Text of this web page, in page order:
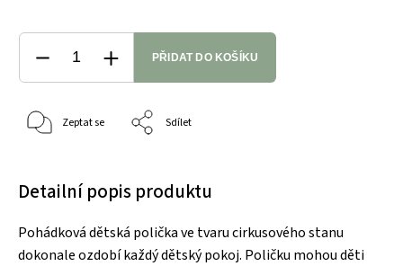
PŘIDAT DO KOŠÍKU
Zeptat se Sdílet
Detailní popis produktu
Pohádková dětská polička ve tvaru cirkusového stanu
dokonale ozdobí každý dětský pokoj. Poličku mohou děti